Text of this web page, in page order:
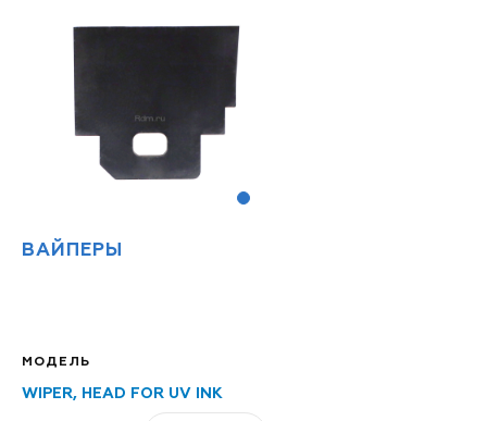
ВАЙПЕРЫ
МОДЕЛЬ
WIPER, HEAD FOR UV INK